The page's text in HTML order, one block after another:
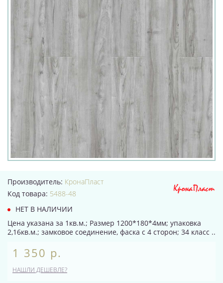
Производитель: КронаПласт
Код товара: 5488-48
НЕТ В НАЛИЧИИ
Цена указана за 1кв.м.; Размер 1200*180*4мм; упаковка
2,16кв.м.; замковое соединение, фаска с 4 сторон; 34 класс ..
1 350 р.
НАШЛИ ДЕШЕВЛЕ?